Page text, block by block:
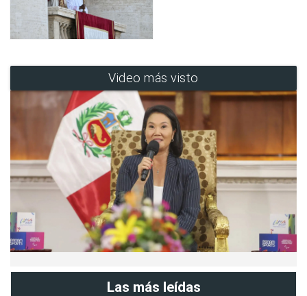
Video más visto
Las más leídas